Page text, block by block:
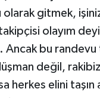
olarak gitmek,
olayım
Ancak bu randevu
değil,
herkes elini taşın